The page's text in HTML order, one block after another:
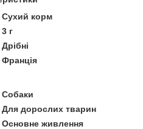
Сухий корм
3 г
Дрібні
Франція
Собаки
Для дорослих тварин
Основне живлення